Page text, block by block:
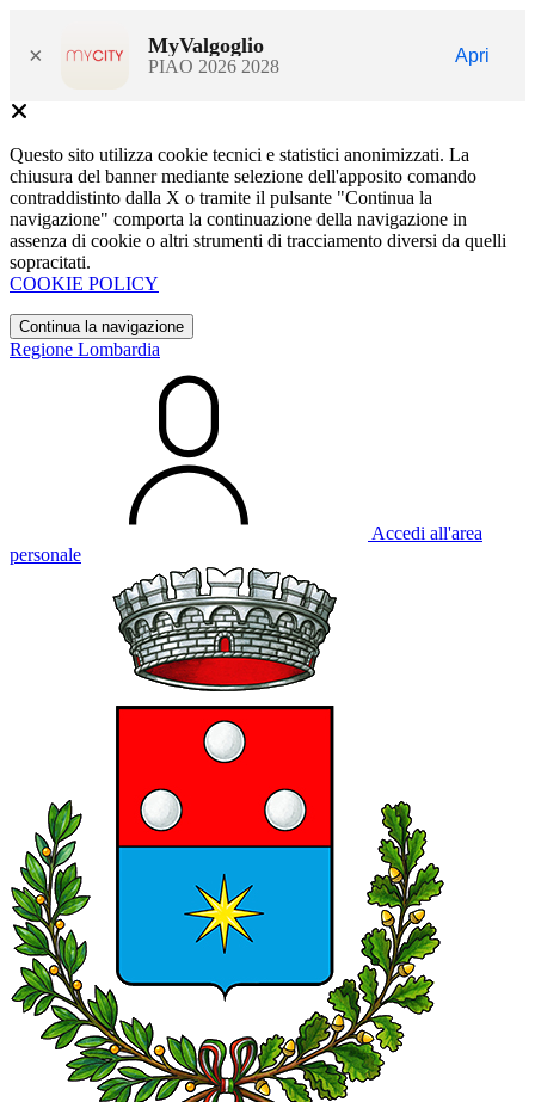
× MyValgoglio
PIAO 2026 2028
Apri
Questo sito utilizza cookie tecnici e statistici anonimizzati. La
chiusura del banner mediante selezione dell'apposito comando
contraddistinto dalla X o tramite il pulsante "Continua la
navigazione" comporta la continuazione della navigazione in
assenza di cookie o altri strumenti di tracciamento diversi da quelli
sopracitati.
COOKIE POLICY
Continua la navigazione
Regione Lombardia
Accedi all'area
personale